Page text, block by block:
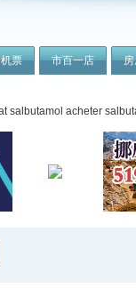
票 市百一店
salbutamol acheter